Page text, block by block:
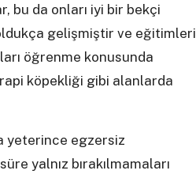
bu da onları iyi bir bekçi
gelişmiştir ve eğitimleri
öğrenme konusunda
köpekliği gibi alanlarda
yeterince egzersiz
yalnız bırakılmamaları